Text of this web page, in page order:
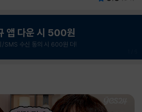
앱 다운 시 500원
/SMS 수신 동의 시 600원 더!